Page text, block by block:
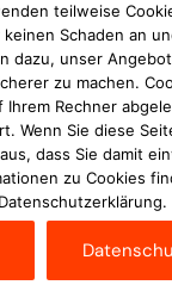
teilweise
keinen Schaden an
dazu, unser
zu machen.
Ihrem Rechner
Wenn Sie diese
dass Sie damit
zu Cookies
Datenschutzerklärung.